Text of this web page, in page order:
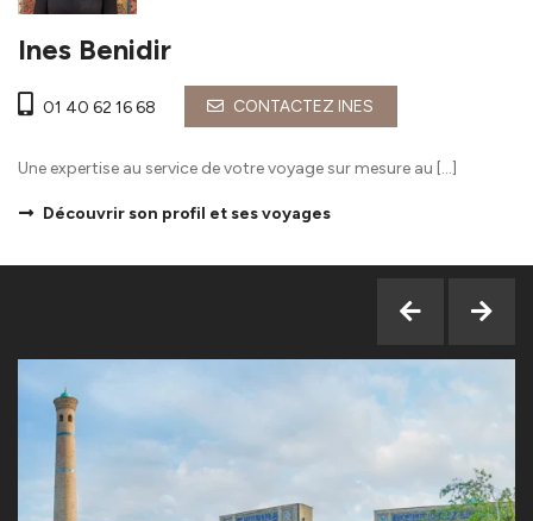
Ines Benidir
01 40 62 16 68 CONTACTEZ INES
Une expertise au service de votre voyage sur mesure au […]
Découvrir son profil et ses voyages